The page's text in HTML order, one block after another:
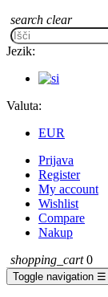
search clear
Jezik:
Valuta:
EUR
Prijava
Register
My account
Wishlist
Compare
Nakup
shopping_cart 0
Toggle navigation ☰